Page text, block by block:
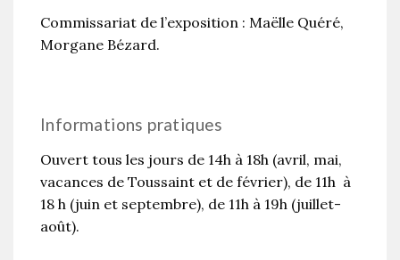
Commissariat de l’exposition : Maëlle Quéré,
Morgane Bézard.
Informations pratiques
Ouvert tous les jours de 14h à 18h (avril, mai,
vacances de Toussaint et de février), de 11h à
18 h (juin et septembre), de 11h à 19h (juillet-
août).